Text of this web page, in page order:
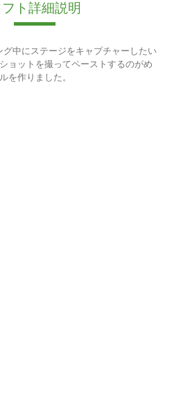
フト詳細説明
グ中にステージをキャプチャーしたい
ョットを撮ってペーストするのがめ
を作りました。